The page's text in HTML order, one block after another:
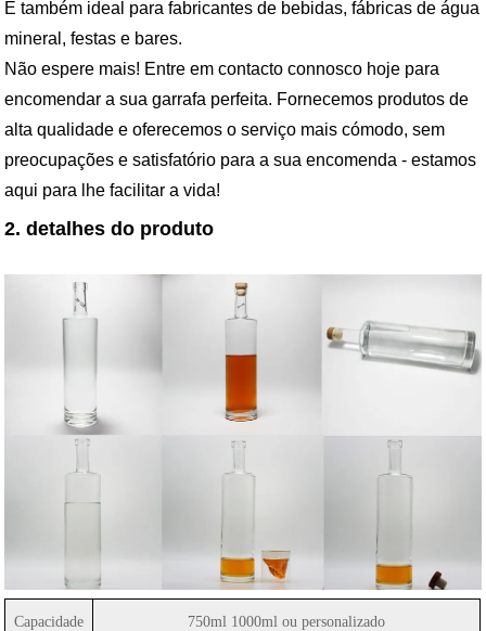
É também ideal para fabricantes de bebidas, fábricas de água
mineral, festas e bares.
Não espere mais! Entre em contacto connosco hoje para
encomendar a sua garrafa perfeita. Fornecemos produtos de
alta qualidade e oferecemos o serviço mais cómodo, sem
preocupações e satisfatório para a sua encomenda - estamos
aqui para lhe facilitar a vida!
2. detalhes do produto
Capacidade 750ml 1000ml ou personalizado